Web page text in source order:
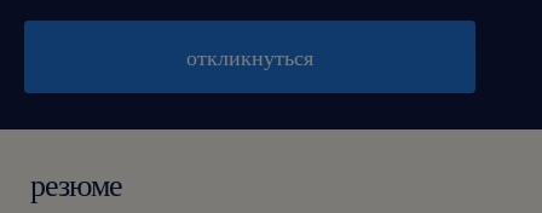
откликнуться
резюме